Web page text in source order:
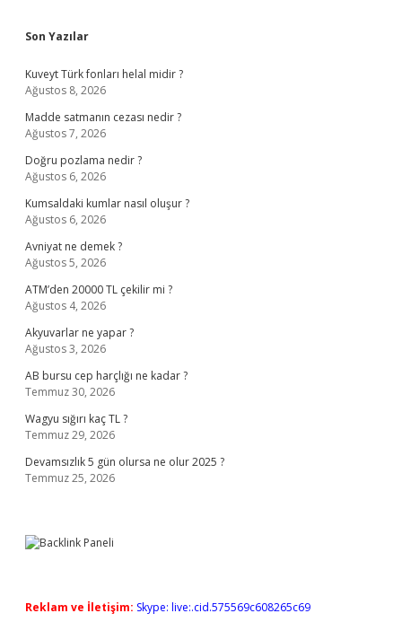
Sidebar
Son Yazılar
Kuveyt Türk fonları helal midir ?
Ağustos 8, 2026
Madde satmanın cezası nedir ?
Ağustos 7, 2026
Doğru pozlama nedir ?
Ağustos 6, 2026
Kumsaldaki kumlar nasıl oluşur ?
Ağustos 6, 2026
Avniyat ne demek ?
Ağustos 5, 2026
ATM’den 20000 TL çekilir mi ?
Ağustos 4, 2026
Akyuvarlar ne yapar ?
Ağustos 3, 2026
AB bursu cep harçlığı ne kadar ?
Temmuz 30, 2026
Wagyu sığırı kaç TL ?
Temmuz 29, 2026
Devamsızlık 5 gün olursa ne olur 2025 ?
Temmuz 25, 2026
Reklam ve İletişim: Skype: live:.cid.575569c608265c69